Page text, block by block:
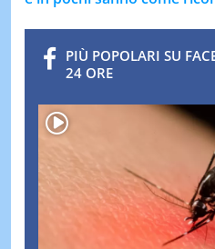
PIÙ POPOLARI SU
24 ORE